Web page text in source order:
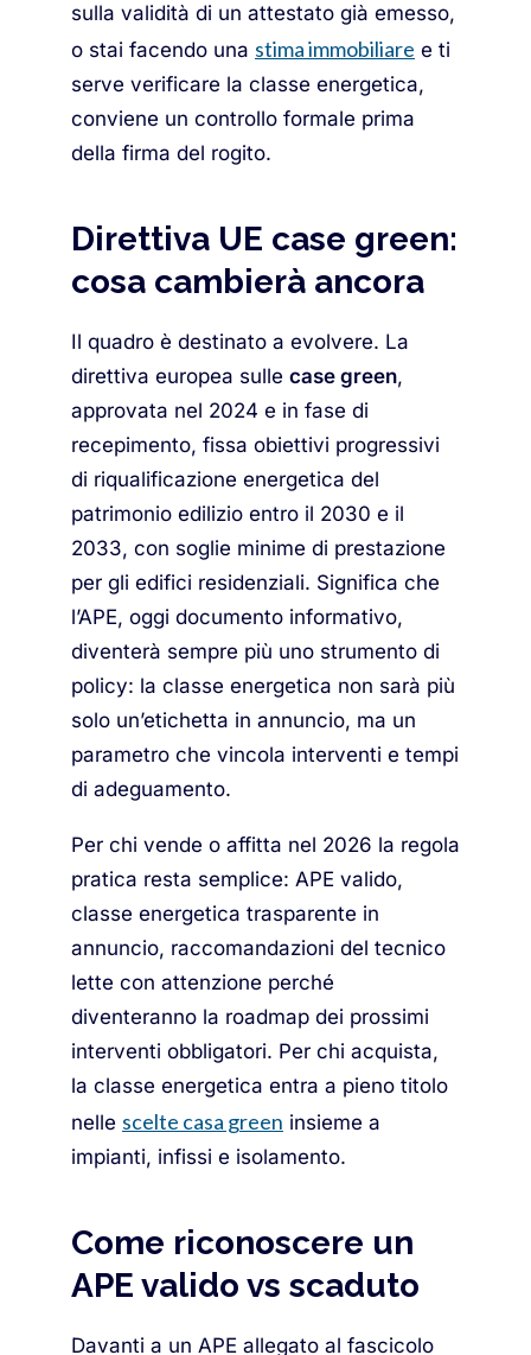
sulla validità di un attestato già emesso,
o stai facendo una stima immobiliare e ti
serve verificare la classe energetica,
conviene un controllo formale prima
della firma del rogito.
Direttiva UE case green:
cosa cambierà ancora
Il quadro è destinato a evolvere. La
direttiva europea sulle case green,
approvata nel 2024 e in fase di
recepimento, fissa obiettivi progressivi
di riqualificazione energetica del
patrimonio edilizio entro il 2030 e il
2033, con soglie minime di prestazione
per gli edifici residenziali. Significa che
l’APE, oggi documento informativo,
diventerà sempre più uno strumento di
policy: la classe energetica non sarà più
solo un’etichetta in annuncio, ma un
parametro che vincola interventi e tempi
di adeguamento.
Per chi vende o affitta nel 2026 la regola
pratica resta semplice: APE valido,
classe energetica trasparente in
annuncio, raccomandazioni del tecnico
lette con attenzione perché
diventeranno la roadmap dei prossimi
interventi obbligatori. Per chi acquista,
la classe energetica entra a pieno titolo
nelle scelte casa green insieme a
impianti, infissi e isolamento.
Come riconoscere un
APE valido vs scaduto
Davanti a un APE allegato al fascicolo